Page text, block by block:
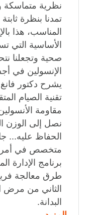
نظرية متماسكة
تمدنا بنظرة
المناسب، هذا
الأساسية التي
صحية وتجعلنا
الإنسولين في
يشرح دكتور
تقنية الصيام
مقاومة
نصل إلى الوزن
الحفاظ عليه...
متخصص في
برنامج الإدارة
طرق معالجة
الثاني من
البدانة.